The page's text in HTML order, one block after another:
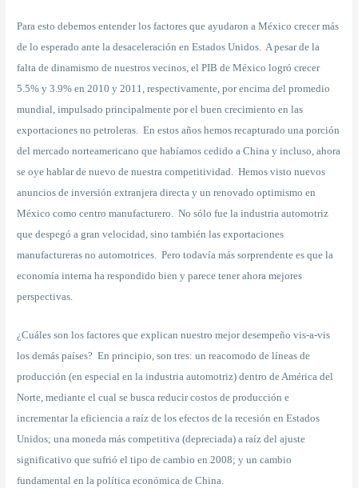
Para esto debemos entender los factores que ayudaron a México crecer más
de lo esperado ante la desaceleración en Estados Unidos. A pesar de la
falta de dinamismo de nuestros vecinos, el PIB de México logró crecer
5.5% y 3.9% en 2010 y 2011, respectivamente, por encima del promedio
mundial, impulsado principalmente por el buen crecimiento en las
exportaciones no petroleras. En estos años hemos recapturado una porción
del mercado norteamericano que habíamos cedido a China y incluso, ahora
se oye hablar de nuevo de nuestra competitividad. Hemos visto nuevos
anuncios de inversión extranjera directa y un renovado optimismo en
México como centro manufacturero. No sólo fue la industria automotriz
que despegó a gran velocidad, sino también las exportaciones
manufactureras no automotrices. Pero todavía más sorprendente es que la
economía interna ha respondido bien y parece tener ahora mejores
perspectivas.
¿Cuáles son los factores que explican nuestro mejor desempeño vis-a-vis
los demás países? En principio, son tres: un reacomodo de líneas de
producción (en especial en la industria automotriz) dentro de América del
Norte, mediante el cual se busca reducir costos de producción e
incrementar la eficiencia a raíz de los efectos de la recesión en Estados
Unidos; una moneda más competitiva (depreciada) a raíz del ajuste
significativo que sufrió el tipo de cambio en 2008; y un cambio
fundamental en la política económica de China.